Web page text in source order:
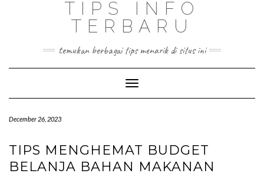
TIPS INFO
TERBARU
temukan berbagai tips menarik di situs ini
Toggle
Navigation
December 26, 2023
TIPS MENGHEMAT BUDGET
BELANJA BAHAN MAKANAN